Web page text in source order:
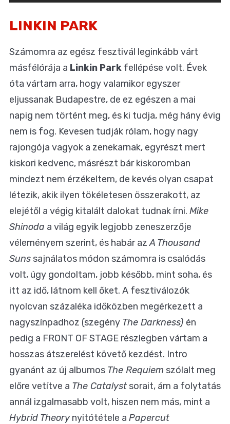
LINKIN PARK
Számomra az egész fesztivál leginkább várt
másfélórája a Linkin Park fellépése volt. Évek
óta vártam arra, hogy valamikor egyszer
eljussanak Budapestre, de ez egészen a mai
napig nem történt meg, és ki tudja, még hány évig
nem is fog. Kevesen tudják rólam, hogy nagy
rajongója vagyok a zenekarnak, egyrészt mert
kiskori kedvenc, másrészt bár kiskoromban
mindezt nem érzékeltem, de kevés olyan csapat
létezik, akik ilyen tökéletesen összerakott, az
elejétől a végig kitalált dalokat tudnak írni. Mike
Shinoda a világ egyik legjobb zeneszerzője
véleményem szerint, és habár azA Thousand
Suns sajnálatos módon számomra is csalódás
volt, úgy gondoltam, jobb később, mint soha, és
itt az idő, látnom kell őket. A fesztiválozók
nyolcvan százaléka időközben megérkezett a
nagyszínpadhoz (szegény The Darkness) én
pedig a FRONT OF STAGE részlegben vártam a
hosszas átszerelést követő kezdést. Intro
gyanánt az új albumos The Requiem szólalt meg
előre vetítve a The Catalyst sorait, ám a folytatás
annál izgalmasabb volt, hiszen nem más, mint a
Hybrid Theorynyitótétele a Papercut